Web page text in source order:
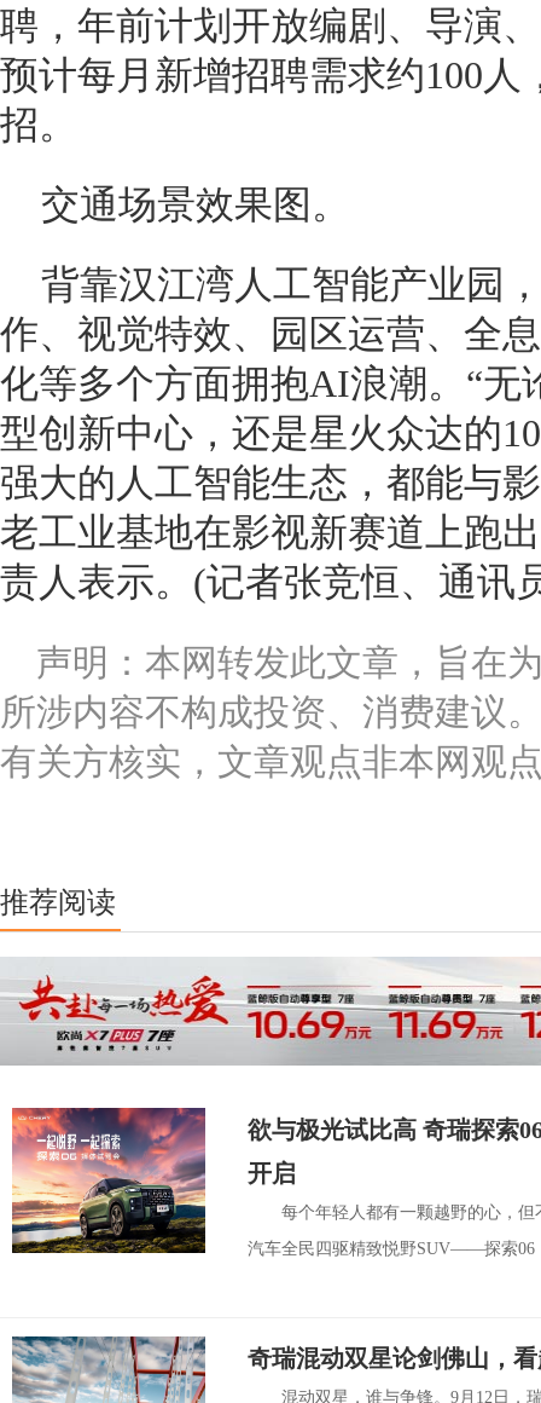
聘，年前计划开放编剧、导演
预计每月新增招聘需求约100
招。
交通场景效果图。
背靠汉江湾人工智能产业园
作、视觉特效、园区运营、全
化等多个方面拥抱AI浪潮。“无
型创新中心，还是星火众达的
强大的人工智能生态，都能与
老工业基地在影视新赛道上跑
责人表示。(记者张竞恒、通讯
声明：本网转发此文章，旨在
所涉内容不构成投资、消费建议
有关方核实，文章观点非本网观
推荐阅读
欲与极光试比高 奇瑞探索
开启
每个年轻人都有一颗越野的心，
汽车全民四驱精致悦野SUV——探索06
奇瑞混动双星论剑佛山，
混动双星，谁与争锋。9月12日，